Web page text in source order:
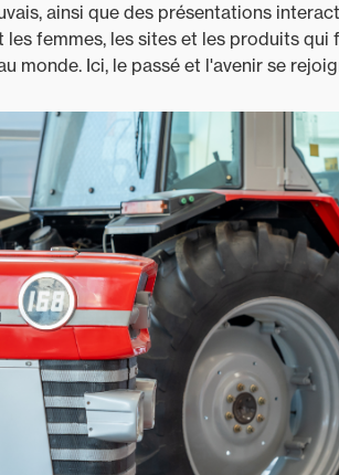
ainsi que des présentations
femmes, les sites et les produits qui
monde. Ici, le passé et l'avenir se